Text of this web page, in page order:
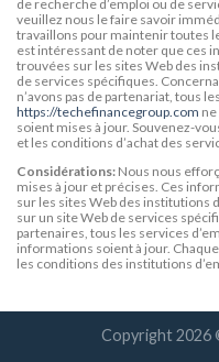
de recherche d’emploi ou de
veuillez nous le faire savoir
travaillons pour maintenir toutes
est intéressant de noter que ces
trouvées sur les sites Web des
de services spécifiques.
n’avons pas de partenariat, tous
https://techefinancegroup.com
soient mises à jour. Souvenez-
et les conditions d’achat des
Considérations: Nous nous
mises à jour et précises. Ces
sur les sites Web des institutions
sur un site Web de services
partenaires, tous les services
informations soient à jour.
les conditions des institutions
Copyright 2026